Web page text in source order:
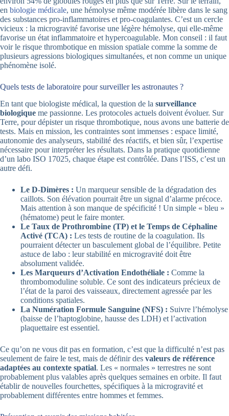
en biologie médicale, une hémolyse même modérée libère dans le sang
des substances pro-inflammatoires et pro-coagulantes. C’est un cercle
vicieux : la microgravité favorise une légère hémolyse, qui elle-même
favorise un état inflammatoire et hypercoagulable. Mon conseil : il faut
voir le risque thrombotique en mission spatiale comme la somme de
plusieurs agressions biologiques simultanées, et non comme un unique
phénomène isolé.
Quels tests de laboratoire pour surveiller les astronautes ?
En tant que biologiste médical, la question de la surveillance
biologique me passionne. Les protocoles actuels doivent évoluer. Sur
Terre, pour dépister un risque thrombotique, nous avons une batterie de
tests. Mais en mission, les contraintes sont immenses : espace limité,
autonomie des analyseurs, stabilité des réactifs, et bien sûr, l’expertise
nécessaire pour interpréter les résultats. Dans la pratique quotidienne
d’un labo ISO 17025, chaque étape est contrôlée. Dans l’ISS, c’est un
autre défi.
Le D-Dimères : Un marqueur sensible de la dégradation des
caillots. Son élévation pourrait être un signal d’alarme précoce.
Mais attention à son manque de spécificité ! Un simple « bleu »
(hématome) peut le faire monter.
Le Taux de Prothrombine (TP) et le Temps de Céphaline
Activé (TCA) : Les tests de routine de la coagulation. Ils
pourraient détecter un basculement global de l’équilibre. Petite
astuce de labo : leur stabilité en microgravité doit être
absolument validée.
Les Marqueurs d’Activation Endothéliale : Comme la
thrombomoduline soluble. Ce sont des indicateurs précieux de
l’état de la paroi des vaisseaux, directement agressée par les
conditions spatiales.
La Numération Formule Sanguine (NFS) : Suivre l’hémolyse
(baisse de l’haptoglobine, hausse des LDH) et l’activation
plaquettaire est essentiel.
Ce qu’on ne vous dit pas en formation, c’est que la difficulté n’est pas
seulement de faire le test, mais de définir des valeurs de référence
adaptées au contexte spatial. Les « normales » terrestres ne sont
probablement plus valables après quelques semaines en orbite. Il faut
établir de nouvelles fourchettes, spécifiques à la microgravité et
probablement différentes entre hommes et femmes.